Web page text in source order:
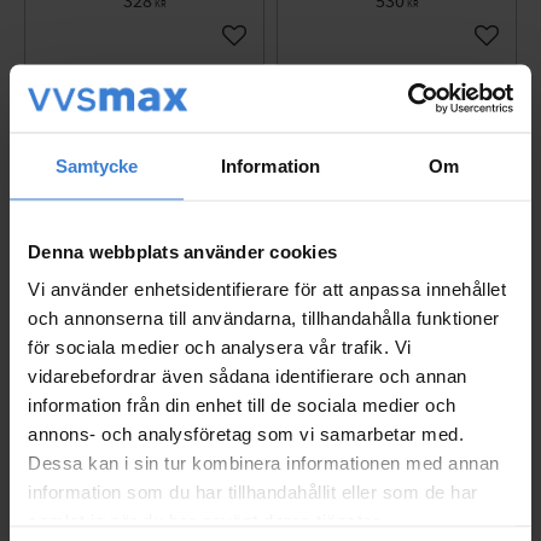
Samtycke Information Om
Denna webbplats använder cookies
Vi använder enhetsidentifierare för att anpassa innehållet
och annonserna till användarna, tillhandahålla funktioner
för sociala medier och analysera vår trafik. Vi
vidarebefordrar även sådana identifierare och annan
information från din enhet till de sociala medier och
annons- och analysföretag som vi samarbetar med.
Dessa kan i sin tur kombinera informationen med annan
information som du har tillhandahållit eller som de har
KR
Gem som favorit
KR
Gem
Manometer G8 63mm 0
-16 Bar Beulco
5113055
207KR
Manometer G8 63mm 0
-4 Bar Beulco
5113022
207KR